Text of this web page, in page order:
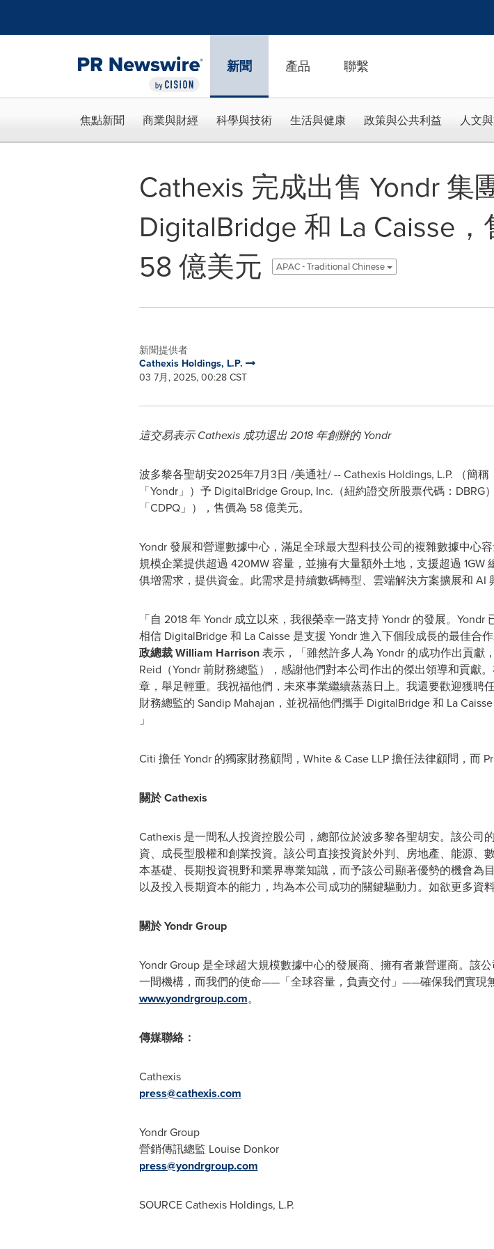
新聞 產品 聯繫
焦點新聞 商業與財經 科學與技術 生活與健康 政策與公共利益 人文
Cathexis 完成出售 Yondr 集
DigitalBridge 和 La Caisse，
58 億美元
APAC - Traditional Chinese
新聞提供者
Cathexis Holdings, L.P.
03 7月, 2025, 00:28 CST
這交易表示 Cathexis 成功退出 2018 年創辦的 Yondr
波多黎各聖胡安2025年7月3日 /美通社/ -- Cathexis Holdings, L.P. （簡
「Yondr」）予 DigitalBridge Group, Inc.（紐約證交所股票代碼：
「CDPQ」），售價為 58 億美元。
Yondr 發展和營運數據中心，滿足全球最大型科技公司的複雜數據中心
規模企業提供超過 420MW 容量，並擁有大量額外土地，支援超過
俱增需求，提供資金。此需求是持續數碼轉型、雲端解決方案擴展和 AI
「自 2018 年 Yondr 成立以來，我很榮幸一路支持 Yondr 的發展。
相信 DigitalBridge 和 La Caisse 是支援 Yondr 進入下個段成長的最佳合
政總裁William Harrison表示，「雖然許多人為 Yondr 的成功作出貢獻
Reid（Yondr 前財務總監），感謝他們對本公司作出的傑出領導和貢獻
章，舉足輕重。我祝福他們，未來事業繼續蒸蒸日上。我還要歡迎獲聘
財務總監的 Sandip Mahajan，並祝福他們攜手 DigitalBridge 和 La
」
Citi 擔任 Yondr 的獨家財務顧問，White & Case LLP 擔任法律顧問，而
關於 Cathexis
Cathexis 是一間私人投資控股公司，總部位於波多黎各聖胡安。該公
資、成長型股權和創業投資。該公司直接投資於外判、房地產、能源
本基礎、長期投資視野和業界專業知識，而予該公司顯著優勢的機會為
以及投入長期資本的能力，均為本公司成功的關鍵驅動力。如欲更多資
關於 Yondr Group
Yondr Group 是全球超大規模數據中心的發展商、擁有者兼營運商。該
一間機構，而我們的使命——「全球容量，負責交付」——確保我們實現
www.yondrgroup.com。
傳媒聯絡：
Cathexis
press@cathexis.com
Yondr Group
營銷傳訊總監 Louise Donkor
press@yondrgroup.com
SOURCE Cathexis Holdings, L.P.